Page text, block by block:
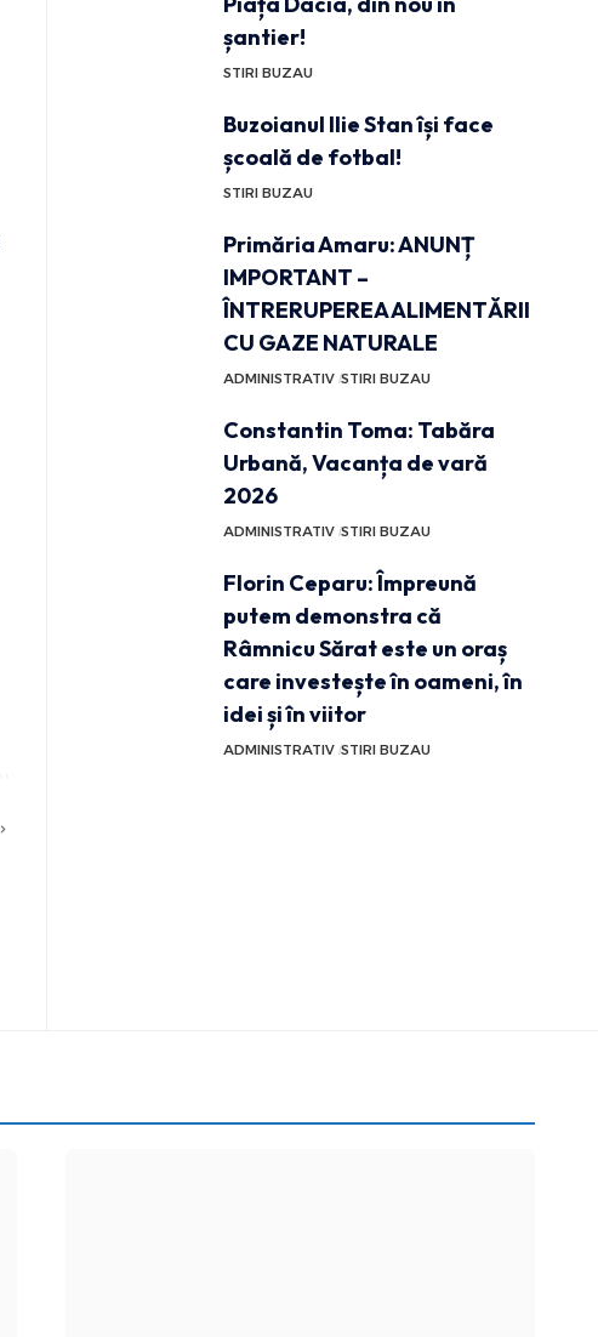
șantier!
STIRI BUZAU
Buzoianul Ilie Stan își face
școală de fotbal!
STIRI BUZAU
Primăria Amaru: ANUNȚ
IMPORTANT –
ÎNTRERUPEREA ALIMENTĂRII
CU GAZE NATURALE
ADMINISTRATIV STIRI BUZAU
Constantin Toma: Tabăra
Urbană, Vacanța de vară
2026
ADMINISTRATIV STIRI BUZAU
Florin Ceparu: Împreună
putem demonstra că
Râmnicu Sărat este un oraș
care investește în oameni, în
idei și în viitor
ADMINISTRATIV STIRI BUZAU